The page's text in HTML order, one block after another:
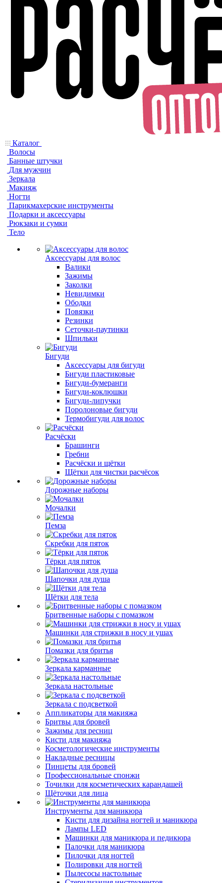
Каталог
Волосы
Банные штучки
Для мужчин
Зеркала
Макияж
Ногти
Парикмахерские инструменты
Подарки и аксессуары
Рюкзаки и сумки
Тело
Аксессуары для волос
Валики
Зажимы
Заколки
Невидимки
Ободки
Повязки
Резинки
Сеточки-паутинки
Шпильки
Бигуди
Аксессуары для бигуди
Бигуди пластиковые
Бигуди-бумеранги
Бигуди-коклюшки
Бигуди-липучки
Поролоновые бигуди
Термобигуди для волос
Расчёски
Брашинги
Гребни
Расчёски и щётки
Щётки для чистки расчёсок
Дорожные наборы
Мочалки
Пемза
Скребки для пяток
Тёрки для пяток
Шапочки для душа
Щётки для тела
Бритвенные наборы с помазком
Машинки для стрижки в носу и ушах
Помазки для бритья
Зеркала карманные
Зеркала настольные
Зеркала с подсветкой
Аппликаторы для макияжа
Бритвы для бровей
Зажимы для ресниц
Кисти для макияжа
Косметологические инструменты
Накладные ресницы
Пинцеты для бровей
Профессиональные спонжи
Точилки для косметических карандашей
Щёточки для лица
Инструменты для маникюра
Кисти для дизайна ногтей и маникюра
Лампы LED
Машинки для маникюра и педикюра
Палочки для маникюра
Пилочки для ногтей
Полировки для ногтей
Пылесосы настольные